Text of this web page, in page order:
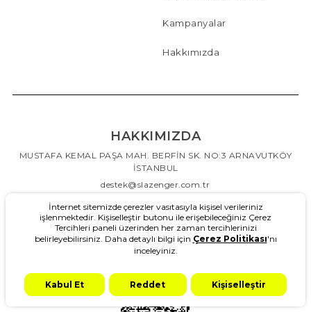
Kampanyalar
Hakkımızda
HAKKIMIZDA
MUSTAFA KEMAL PAŞA MAH. BERFİN SK. NO:3 ARNAVUTKÖY
İSTANBUL
destek@slazenger.com.tr
İnternet sitemizde çerezler vasıtasıyla kişisel verileriniz
işlenmektedir. Kişiselleştir butonu ile erişebileceğiniz Çerez
Tercihleri paneli üzerinden her zaman tercihlerinizi
belirleyebilirsiniz. Daha detaylı bilgi için Çerez Politikası'nı
inceleyiniz.
Kabul Et Reddet Kişiselleştir